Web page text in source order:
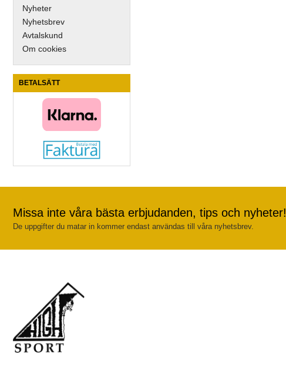
Nyheter
Nyhetsbrev
Avtalskund
Om cookies
BETALSÄTT
Missa inte våra bästa erbjudanden, tips och nyheter!
De uppgifter du matar in kommer endast användas till våra nyhetsbrev.